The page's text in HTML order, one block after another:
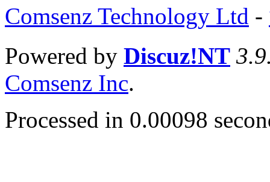
Comsenz Technology Ltd -
Powered by Discuz!NT
Comsenz Inc.
Processed in 0.00098